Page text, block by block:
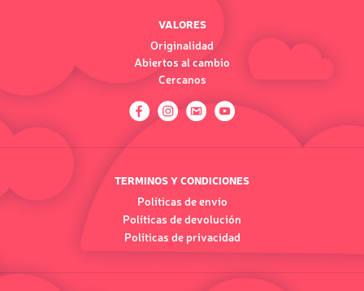
VALORES
Originalidad
Abiertos al cambio
Cercanos
TERMINOS Y CONDICIONES
Políticas de envío
Políticas de devolución
Políticas de privacidad